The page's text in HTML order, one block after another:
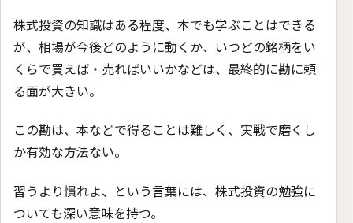
株式投資の知識はある程度、本でも学ぶことはできる
が、相場が今後どのように動くか、いつどの銘柄をい
くらで買えば・売ればいいかなどは、最終的に勘に頼
る面が大きい。
この勘は、本などで得ることは難しく、実戦で磨くし
か有効な方法ない。
習うより慣れよ、という言葉には、株式投資の勉強に
ついても深い意味を持つ。